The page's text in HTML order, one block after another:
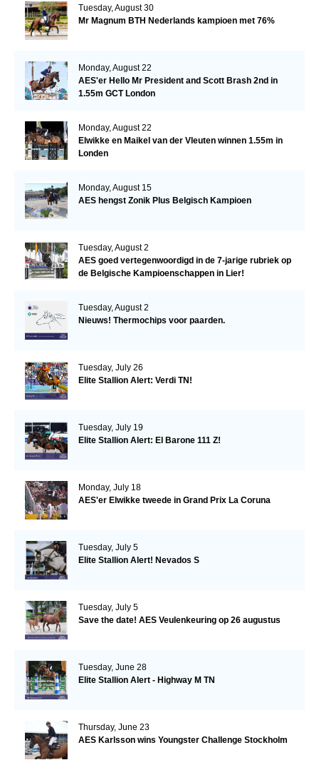
Tuesday, August 30
Mr Magnum BTH Nederlands kampioen met 76%
Monday, August 22
AES'er Hello Mr President and Scott Brash 2nd in
1.55m GCT London
Monday, August 22
Elwikke en Maikel van der Vleuten winnen 1.55m in
Londen
Monday, August 15
AES hengst Zonik Plus Belgisch Kampioen
Tuesday, August 2
AES goed vertegenwoordigd in de 7-jarige rubriek op
de Belgische Kampioenschappen in Lier!
Tuesday, August 2
Nieuws! Thermochips voor paarden.
Tuesday, July 26
Elite Stallion Alert: Verdi TN!
Tuesday, July 19
Elite Stallion Alert: El Barone 111 Z!
Monday, July 18
AES'er Elwikke tweede in Grand Prix La Coruna
Tuesday, July 5
Elite Stallion Alert! Nevados S
Tuesday, July 5
Save the date! AES Veulenkeuring op 26 augustus
Tuesday, June 28
Elite Stallion Alert - Highway M TN
Thursday, June 23
AES Karlsson wins Youngster Challenge Stockholm